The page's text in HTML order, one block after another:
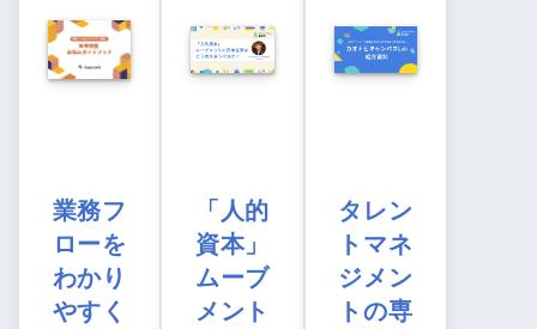
業務フ
ローを
わかり
やすく
「人的
資本」
ムーブ
メント
タレン
トマネ
ジメン
トの専